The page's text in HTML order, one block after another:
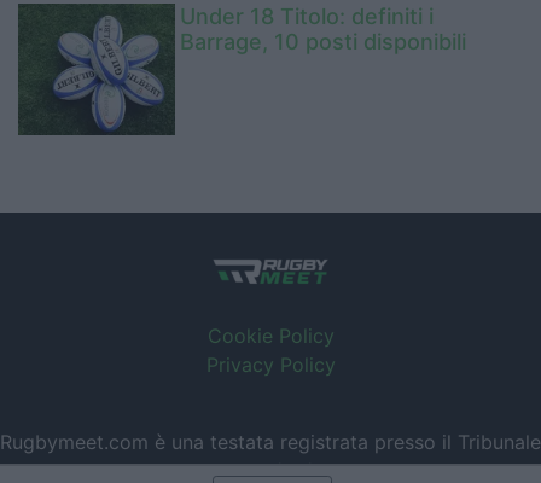
Under 18 Titolo: definiti i
Barrage, 10 posti disponibili
Cookie Policy
Privacy Policy
Rugbymeet.com è una testata registrata presso il Tribunale
di Milano Aut. Nr. 247 del 26/07/2017. ©Rugbymeet.com